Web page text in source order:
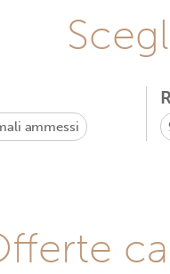
ammessi